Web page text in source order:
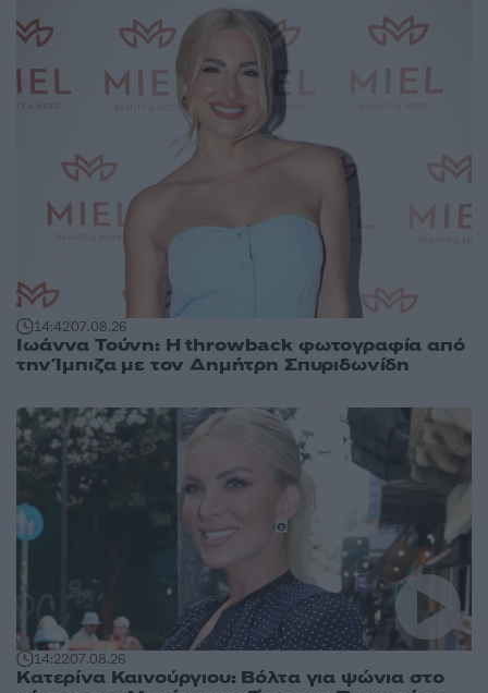
14:4207.08.26
Ιωάννα Τούνη: Η throwback φωτογραφία από
την Ίμπιζα με τον Δημήτρη Σπυριδωνίδη
14:2207.08.26
Κατερίνα Καινούργιου: Βόλτα για ψώνια στο